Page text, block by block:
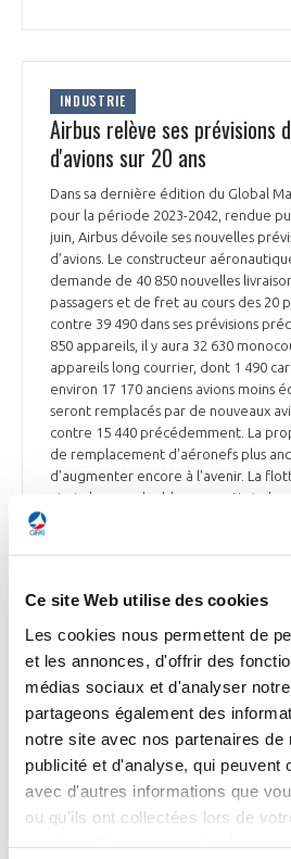
Ce site Web utilise des cookies
Les cookies nous permettent de
et les annonces, d'offrir des
médias sociaux et d'analyser
partageons également des
notre site avec nos partenaires de
publicité et d'analyse, qui peuvent
avec d'autres informations que
ou qu'ils ont collectées lors de
INDUSTRIE
Airbus relève ses prévisions
d'avions sur 20 ans
Dans sa dernière édition du Global
pour la période 2023-2042, rendue
juin, Airbus dévoile ses nouvelles
d'avions. Le constructeur
demande de 40 850 nouvelles
passagers et de fret au cours des 20
contre 39 490 dans ses prévisions
850 appareils, il y aura 32 630
appareils long courrier, dont 1 490
environ 17 170 anciens avions moins
seront remplacés par de nouveaux
contre 15 440 précédemment. La
de remplacement d'aéronefs plus
d'augmenter encore à l'avenir. La
ainsi plus que doubler pour atteindre
Parallèlement, Airbus estime que la
Ensemble de la presse du 15 juin
INDUSTRIE
Le secteur MRO redécolle
trafic aérien
La 54ème édition du Salon
et de l'Espace de Paris-Le Bourget